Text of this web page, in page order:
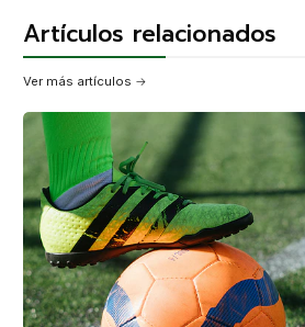
Artículos relacionados
Ver más artículos